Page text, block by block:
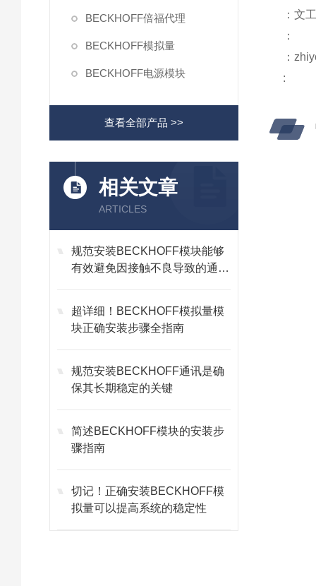
BECKHOFF倍福代理
BECKHOFF模拟量
BECKHOFF电源模块
查看全部产品 >>
相关文章
ARTICLES
规范安装BECKHOFF模块能够
有效避免因接触不良导致的通讯
超详细！BECKHOFF模拟量模
块正确安装步骤全指南
规范安装BECKHOFF通讯是确
保其长期稳定的关键
简述BECKHOFF模块的安装步
骤指南
切记！正确安装BECKHOFF模
拟量可以提高系统的稳定性
：文
：
：
: